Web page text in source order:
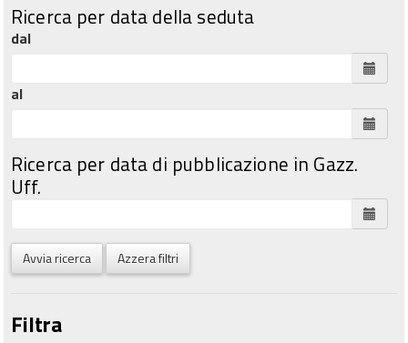
Ricerca per data della seduta
dal
al
Ricerca per data di pubblicazione in Gazz.
Uff.
Avvia ricerca Azzera filtri
Filtra